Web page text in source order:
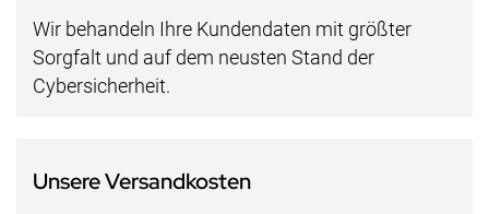
Wir behandeln Ihre Kundendaten mit größter
Sorgfalt und auf dem neusten Stand der
Cybersicherheit.
Unsere Versandkosten